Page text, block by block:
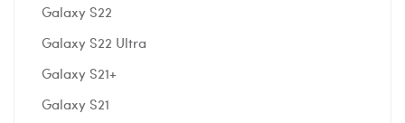
Galaxy S22
Galaxy S22 Ultra
Galaxy S21+
Galaxy S21